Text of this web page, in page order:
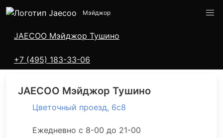
Мэйджор
JAECOO Мэйджор Тушино
+7 (495) 183-33-06
Адреса салонов
JAECOO Мэйджор Тушино
Цветочный проезд, 6с8
Ежедневно с 8-00 до 21-00